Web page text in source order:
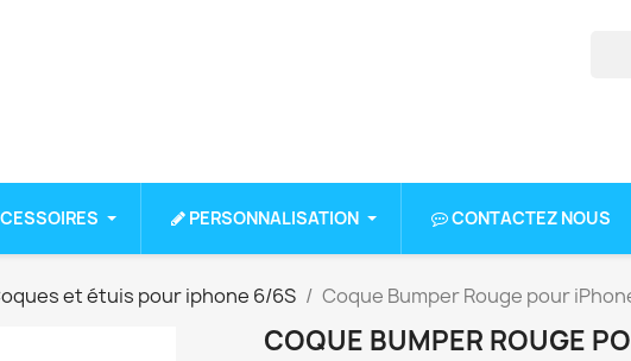
PERSONNALISATION CONTACTEZ NOUS
et étuis pour iphone 6/6S Coque Bumper Rouge pour
COQUE BUMPER ROUGE